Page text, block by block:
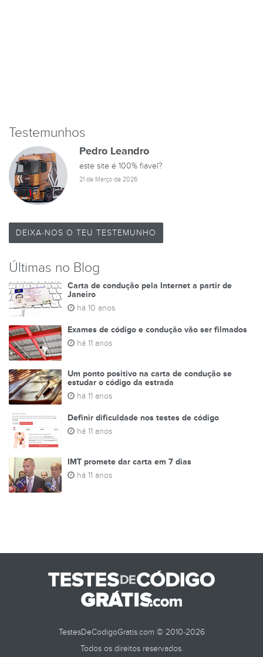
Testemunhos
Pedro Leandro
este site é 100% fiavel?
21 de Março de 2026
DEIXA-NOS O TEU TESTEMUNHO
Últimas no Blog
Carta de condução pela Internet a partir de
Janeiro
há 10 anos
Exames de código e condução vão ser filmados
há 11 anos
Um ponto positivo na carta de condução se
estudar o código da estrada
há 11 anos
Definir dificuldade nos testes de código
há 11 anos
IMT promete dar carta em 7 dias
há 11 anos
TestesDeCodigoGratis.com © 2010-2026
Todos os direitos reservados.